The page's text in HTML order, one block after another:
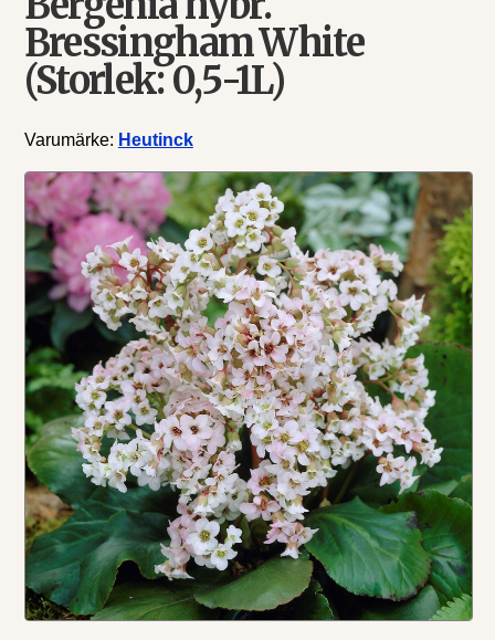
Bressingham White
(Storlek: 0,5-1L)
Varumärke: Heutinck